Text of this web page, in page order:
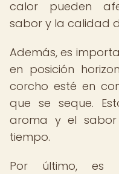
calor pueden
sabor y la calidad
Además, es
en posición
corcho esté en
que se seque.
aroma y el
tiempo.
Por último, es